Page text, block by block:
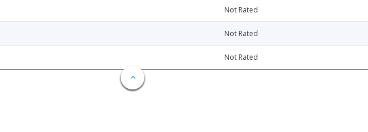
Not Rated
Not Rated
Not Rated